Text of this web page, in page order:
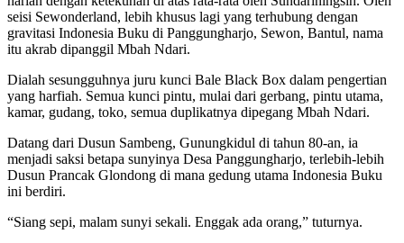
seisi Sewonderland, lebih khusus lagi yang terhubung dengan
gravitasi Indonesia Buku di Panggungharjo, Sewon, Bantul, nama
itu akrab dipanggil Mbah Ndari.
Dialah sesungguhnya juru kunci Bale Black Box dalam pengertian
yang harfiah. Semua kunci pintu, mulai dari gerbang, pintu utama,
kamar, gudang, toko, semua duplikatnya dipegang Mbah Ndari.
Datang dari Dusun Sambeng, Gunungkidul di tahun 80-an, ia
menjadi saksi betapa sunyinya Desa Panggungharjo, terlebih-lebih
Dusun Prancak Glondong di mana gedung utama Indonesia Buku
ini berdiri.
“Siang sepi, malam sunyi sekali. Enggak ada orang,” tuturnya.